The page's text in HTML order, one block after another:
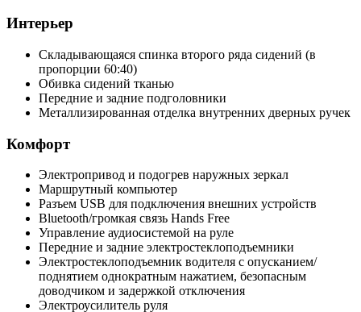
Интерьер
Складывающаяся спинка второго ряда сидений (в
пропорции 60:40)
Обивка сидений тканью
Передние и задние подголовники
Металлизированная отделка внутренних дверных ручек
Комфорт
Электропривод и подогрев наружных зеркал
Маршрутный компьютер
Разъем USB для подключения внешних устройств
Bluetooth/громкая связь Hands Free
Управление аудиосистемой на руле
Передние и задние электростеклоподъемники
Электростеклоподъемник водителя с опусканием/
поднятием однократным нажатием, безопасным
доводчиком и задержкой отключения
Электроусилитель руля